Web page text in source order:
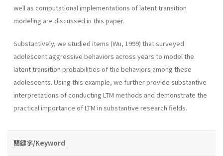
well as computational implementations of latent transition
modeling are discussed in this paper.
Substantively, we studied items (Wu, 1999) that surveyed
adolescent aggressive behaviors across years to model the
latent transition probabilities of the behaviors among these
adolescents. Using this example, we further provide substantive
interpretations of conducting LTM methods and demonstrate the
practical importance of LTM in substantive research fields.
關鍵字/Keyword